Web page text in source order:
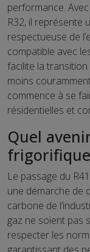
performance.
R32, il représente
respectueuse de
compatible avec
facilite la
moins
commence à se
résidentielles et
Quel
Le passage du
une démarche de
carbone de
gaz ne soient pas
respecter les